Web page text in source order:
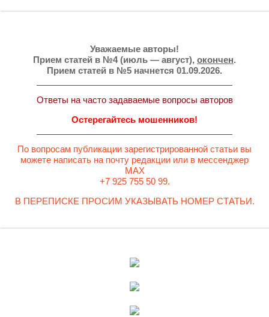
Уважаемые авторы!
Прием статей в №4 (июль — август), окончен.
Прием статей в №5 начнется 01.09.2026.
Ответы на часто задаваемые вопросы авторов
Остерегайтесь мошенников!
По вопросам публикации зарегистрированной статьи вы
можете написать на почту редакции или в мессенджер
MAX
+7 925 755 50 99.
В ПЕРЕПИСКЕ ПРОСИМ УКАЗЫВАТЬ НОМЕР СТАТЬИ.